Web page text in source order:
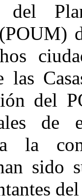
las
del
de
a la
sido